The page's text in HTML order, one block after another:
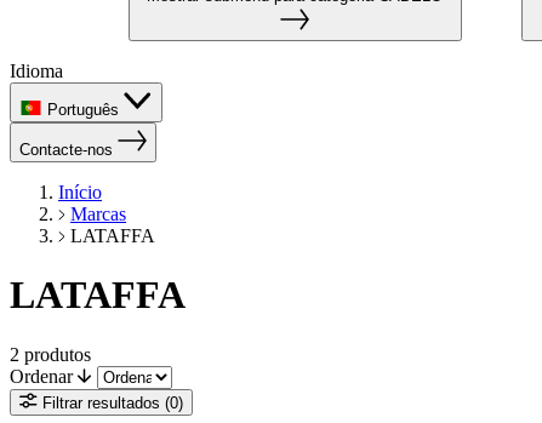
Idioma
Português
Contacte-nos
Início
Marcas
LATAFFA
LATAFFA
2 produtos
Ordenar
Filtrar resultados (0)